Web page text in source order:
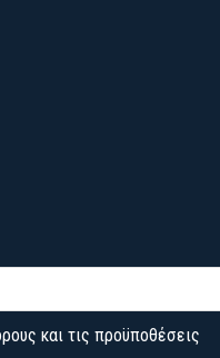
και τις προϋποθέσεις